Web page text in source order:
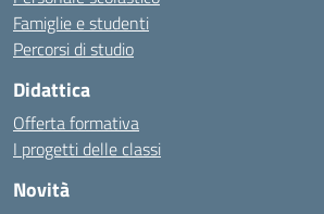
Famiglie e studenti
Percorsi di studio
Didattica
Offerta formativa
I progetti delle classi
Novità